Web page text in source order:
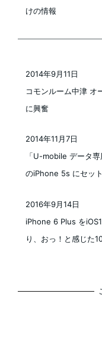
けの情報
コモンルーム中津 オ
に興奮
2014年9月11日
「U-mobile データ
のiPhone 5s にセッ
2014年11月7日
iPhone 6 Plus を
り、おっ！と感じた
2016年9月14日